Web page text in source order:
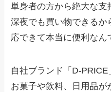
単身者の方から絶大な支
深夜でも買い物できる
応できて本当に便利なん
自社ブランド「D-PRICE
お菓子や飲料、日用品が